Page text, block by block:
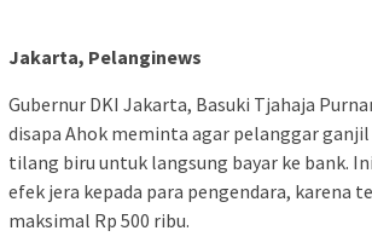
Jakarta, Pelanginews
Gubernur DKI Jakarta, Basuki Tjahaja
disapa Ahok meminta agar pelanggar
tilang biru untuk langsung bayar ke bank.
efek jera kepada para pengendara, karena
maksimal Rp 500 ribu.